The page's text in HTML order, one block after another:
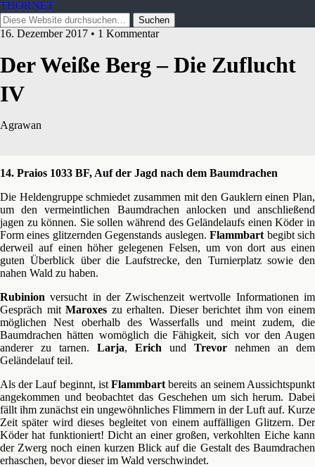
THORNET
16. Dezember 2017 • 1 Kommentar
Der Weiße Berg – Die Zuflucht
IV
Agrawan
14. Praios 1033 BF, Auf der Jagd nach dem Baumdrachen
Die Heldengruppe schmiedet zusammen mit den Gauklern einen Plan,
um den vermeintlichen Baumdrachen anlocken und anschließend
jagen zu können. Sie sollen während des Geländelaufs einen Köder in
Form eines glitzernden Gegenstands auslegen.Flammbart begibt sich
derweil auf einen höher gelegenen Felsen, um von dort aus einen
guten Überblick über die Laufstrecke, den Turnierplatz sowie den
nahen Wald zu haben.
Rubinion versucht in der Zwischenzeit wertvolle Informationen im
Gespräch mitMaroxes zu erhalten. Dieser berichtet ihm von einem
möglichen Nest oberhalb des Wasserfalls und meint zudem, die
Baumdrachen hätten womöglich die Fähigkeit, sich vor den Augen
anderer zu tarnen. Larja, Erich und Trevor nehmen an dem
Geländelauf teil.
Als der Lauf beginnt, istFlammbart bereits an seinem Aussichtspunkt
angekommen und beobachtet das Geschehen um sich herum. Dabei
fällt ihm zunächst ein ungewöhnliches Flimmern in der Luft auf. Kurze
Zeit später wird dieses begleitet von einem auffälligen Glitzern. Der
Köder hat funktioniert! Dicht an einer großen, verkohlten Eiche kann
der Zwerg noch einen kurzen Blick auf die Gestalt des Baumdrachen
erhaschen, bevor dieser im Wald verschwindet.